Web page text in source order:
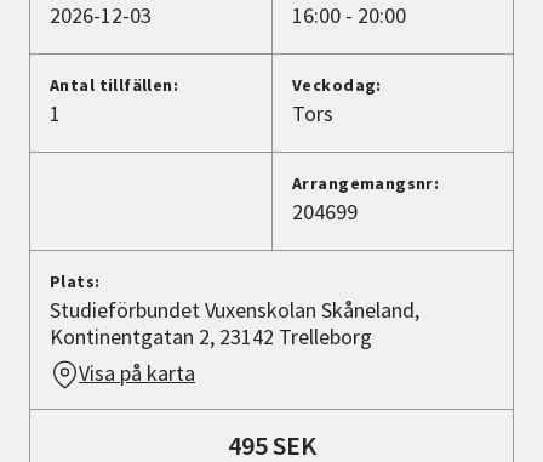
Avdelningar
Lyssna
2026-12-03 16:00 - 20:00
Antal tillfällen:
1
Veckodag:
Tors
Arrangemangsnr:
204699
Plats:
Studieförbundet Vuxenskolan Skåneland,
Kontinentgatan 2, 23142 Trelleborg
Visa på karta
495 SEK